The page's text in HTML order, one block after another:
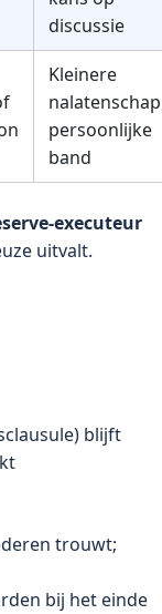
discussie
Kleinere
persoonlijke
band
executeur
uitvalt.
blijft
trouwt;
bij het einde